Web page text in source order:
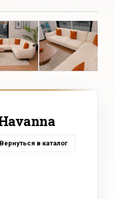
Вернуться в каталог